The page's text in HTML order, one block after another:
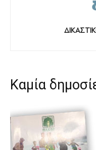
Καμία